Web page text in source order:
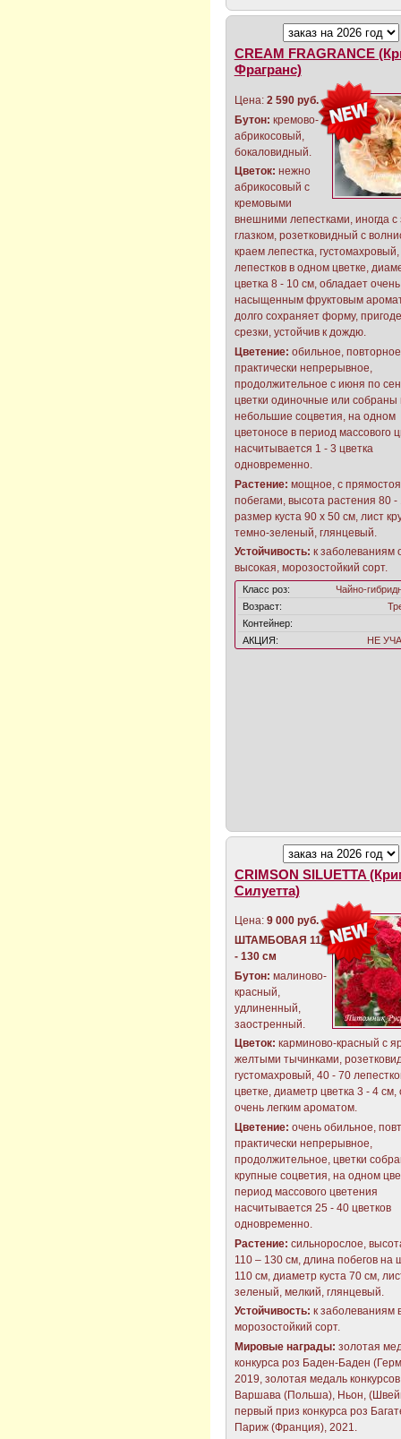
CREAM FRAGRANCE
Фрагранс)
Цена: 2 590 руб.
Бутон: кремово-
абрикосовый,
бокаловидный.
Цветок: нежно
абрикосовый с
кремовыми
внешними лепестками, иногда
глазком, розетковидный с
краем лепестка,
лепестков в одном цветке,
цветка 8 - 10 см, обладает очень
насыщенным фруктовым
долго сохраняет форму,
срезки, устойчив к дождю.
Цветение: обильное,
практически непрерывное,
продолжительное с июня по
цветки одиночные или собраны
небольшие соцветия, на одном
цветоносе в период массового
насчитывается 1 - 3 цветка
одновременно.
Растение: мощное, с
побегами, высота растения 80 -
размер куста 90 х 50 см, лист
темно-зеленый, глянцевый.
Устойчивость: к заболеваниям
высокая, морозостойкий сорт.
Класс роз:
Чайно-
Возраст:
Контейнер:
АКЦИЯ:
НЕ
CRIMSON SILUETTA
Силуетта)
Цена: 9 000 руб.
ШТАМБОВАЯ 110
- 130 см
Бутон: малиново-
красный,
удлиненный,
заостренный.
Цветок: карминово-красный с
желтыми тычинками,
густомахровый, 40 - 70
цветке, диаметр цветка 3 - 4 см,
очень легким ароматом.
Цветение: очень обильное,
практически непрерывное,
продолжительное, цветки
крупные соцветия, на одном
период массового цветения
насчитывается 25 - 40 цветков
одновременно.
Растение: сильнорослое,
110 – 130 см, длина побегов на
110 см, диаметр куста 70 см,
зеленый, мелкий, глянцевый.
Устойчивость: к заболеваниям
морозостойкий сорт.
Мировые награды: золотая
конкурса роз Баден-Баден
2019, золотая медаль
Варшава (Польша), Ньон,
первый приз конкурса роз
Париж (Франция), 2021.